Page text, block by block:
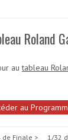
Roland
autableau
au
de Finale > 1/32